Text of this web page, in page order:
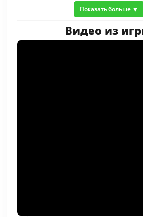
Показать больше
Видео из